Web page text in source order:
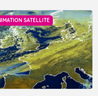
SATELLITE